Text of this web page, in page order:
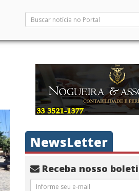
NewsLetter
Receba nosso